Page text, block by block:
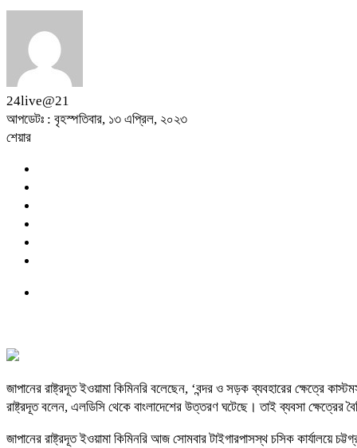
24live@21
আপডেটঃ : বৃহস্পতিবার, ১৩ এপ্রিল, ২০২৩
শেয়ার
জাপানের রাষ্ট্রদূত ইওয়ামা কিমিনরি বলেছেন, ‘বন্দর ও সড়ক ব্যবহারের ক্ষেত্রে
রাষ্ট্রদূত বলেন, এলডিসি থেকে বাংলাদেশের উত্তরণ ঘটেছে। তাই ব্যবসা ক্ষেত্রের
জাপানের রাষ্ট্রদূত ইওয়ামা কিমিনরি আজ সোমবার টাইগারপাসস্থ চসিক কার্যালয়ে